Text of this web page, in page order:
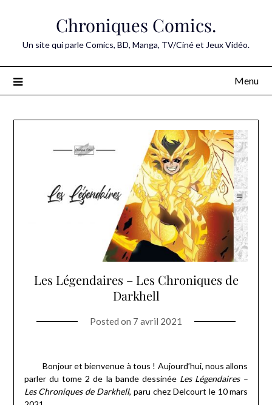
Chroniques Comics.
Un site qui parle Comics, BD, Manga, TV/Ciné et Jeux Vidéo.
Menu
Les Légendaires – Les Chroniques de
Darkhell
Posted on 7 avril 2021
Bonjour et bienvenue à tous ! Aujourd’hui, nous allons
parler du tome 2 de la bande dessinée Les Légendaires –
Les Chroniques de Darkhell, paru chez Delcourt le 10 mars